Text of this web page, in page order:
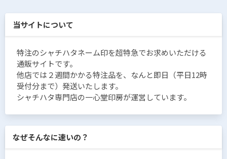
当サイトについて
特注のシャチハタネーム印を超特急でお求めいただける
通販サイトです。
他店では２週間かかる特注品を、なんと即日（平日12時
受付分まで）発送いたします。
シャチハタ専門店の一心堂印房が運営しています。
なぜそんなに速いの？